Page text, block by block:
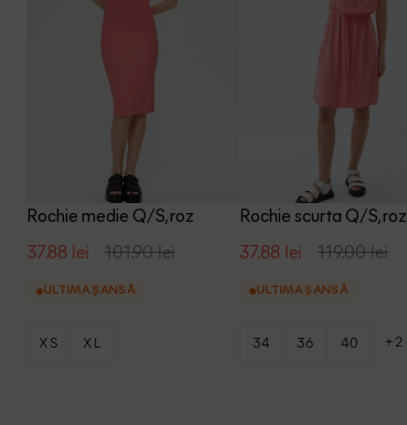
Rochie medie Q/S, roz
37.88 lei 101.90 lei
ULTIMA ȘANSĂ
XS XL
Rochie scurta Q/S, roz
37.88 lei 119.00 lei
ULTIMA ȘANSĂ
34 36 40 +2